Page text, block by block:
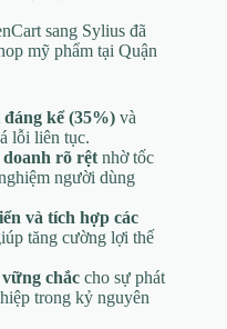
sang Sylius đã
mỹ phẩm tại Quận
kể (35%) và
lỗi liên tục.
rõ rệt nhờ tốc
người dùng
và tích hợp các
tăng cường lợi thế
chắc cho sự phát
trong kỷ nguyên